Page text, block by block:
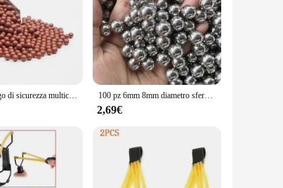
Palla di fango di sicurezza multicolore Fionda Palla in ceramica ultra dura Fionda da caccia all'aperto Palla di fango naturale Allenamento competitivo 100 pz 6mm 8mm diametro sfera d'acciaio per la caccia professionale fionda cuscinetto arco munizioni fionda pallini accessori
2,69€